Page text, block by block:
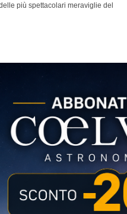
più spettacolari meraviglie del